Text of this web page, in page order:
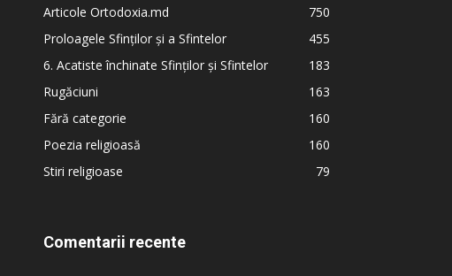
Articole Ortodoxia.md
750
Proloagele Sfinților și a Sfintelor
455
6. Acatiste închinate Sfinților și Sfintelor
183
Rugăciuni
163
Fără categorie
160
Poezia religioasă
160
Stiri religioase
79
Comentarii recente